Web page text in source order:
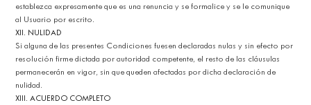
establezca expresamente que es una renuncia y se formalice y se le comunique
al Usuario por escrito.
XII. NULIDAD
Si alguna de las presentes Condiciones fuesen declaradas nulas y sin efecto por
resolución firme dictada por autoridad competente, el resto de las cláusulas
permanecerán en vigor, sin que queden afectadas por dicha declaración de
nulidad.
XIII. ACUERDO COMPLETO